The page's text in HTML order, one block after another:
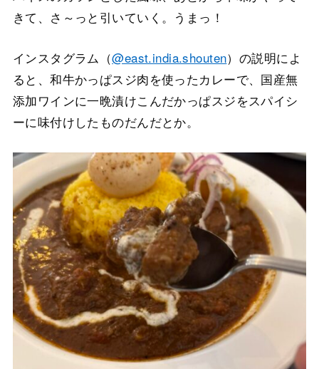
きて、さ～っと引いていく。うまっ！
インスタグラム（@east.india.shouten）の説明によ
ると、和牛かっぱスジ肉を使ったカレーで、国産無
添加ワインに一晩漬けこんだかっぱスジをスパイシ
ーに味付けしたものだんだとか。